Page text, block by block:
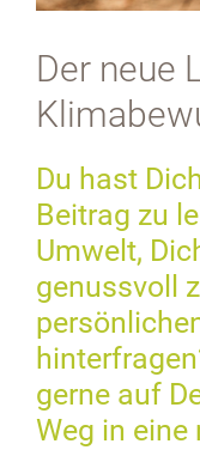
Der neue
Du hast
Beitrag zu
Umwelt,
genussvoll
gerne auf
Weg in